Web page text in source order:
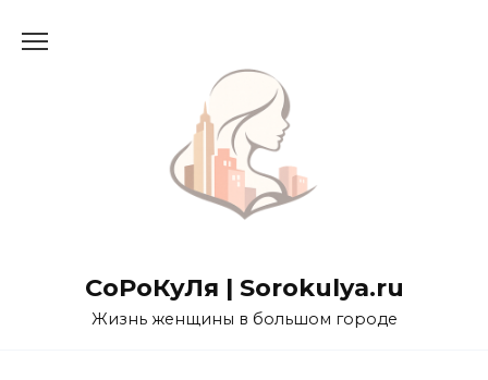
СоРоКуЛя | Sorokulya.ru
Жизнь женщины в большом городе